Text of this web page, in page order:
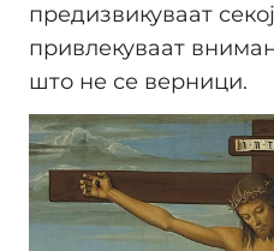
предизвикуваат
привлекуваат
што не се верници.